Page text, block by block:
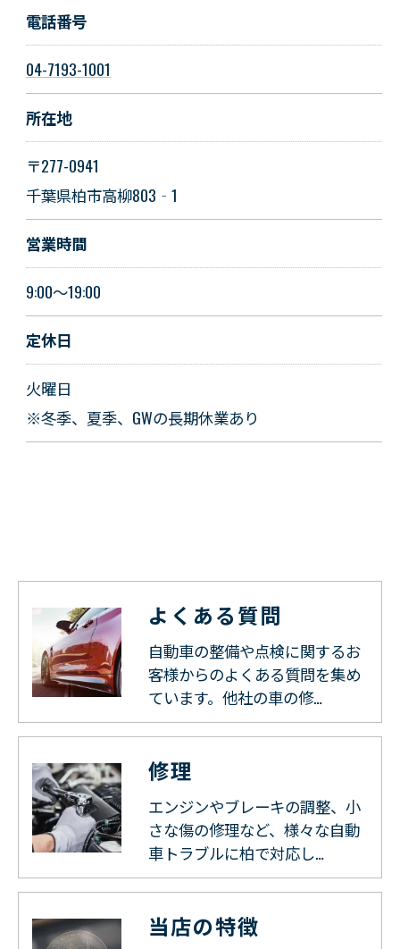
電話番号
04-7193-1001
所在地
〒277-0941
千葉県柏市高柳803‐1
営業時間
9:00～19:00
定休日
火曜日
※冬季、夏季、GWの長期休業あり
よくある質問
自動車の整備や点検に関するお
客様からのよくある質問を集め
ています。他社の車の修…
修理
エンジンやブレーキの調整、小
さな傷の修理など、様々な自動
車トラブルに柏で対応し…
当店の特徴